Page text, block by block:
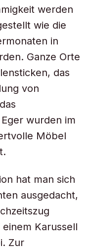
werden
wie die
in
Ganze Orte
das
von
wurden im
Möbel
hat man sich
ausgedacht,
Karussell
Zur